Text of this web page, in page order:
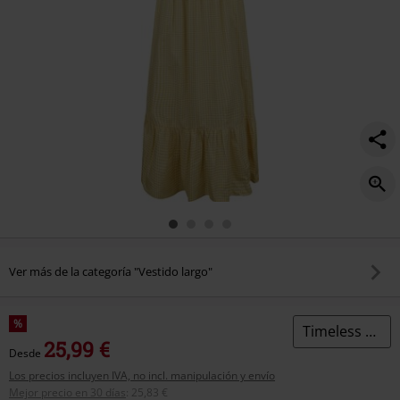
Ver más de la categoría "Vestido largo"
%
Desde 25,99 €
Los precios incluyen IVA, no incl. manipulación y envío
Mejor precio en 30 días
25,83 €
Timeless London